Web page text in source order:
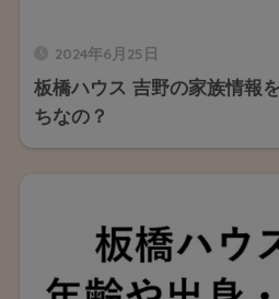
2024年6月25日
板橋ハウス 吉野の家族情報
ちなの？